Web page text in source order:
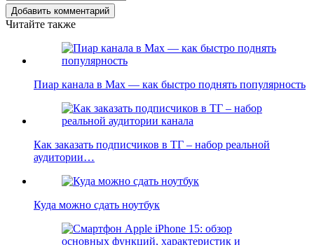
Добавить комментарий
Читайте также
Пиар канала в Max — как быстро поднять популярность
Как заказать подписчиков в ТГ – набор реальной
аудитории…
Куда можно сдать ноутбук